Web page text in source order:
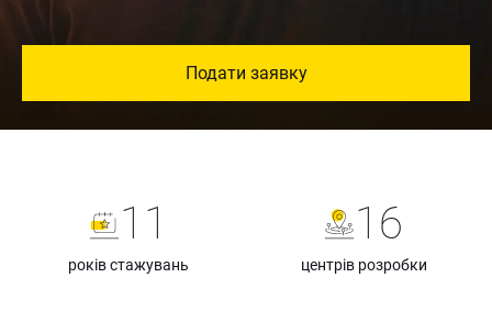
Подати заявку
11
років стажувань
16
центрів розробки